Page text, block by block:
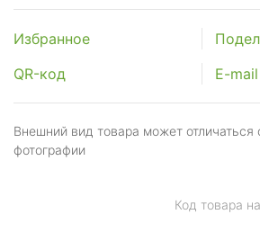
Избранное
QR-код
E-mail
Внешний вид товара может отличаться
фотографии
Код товара